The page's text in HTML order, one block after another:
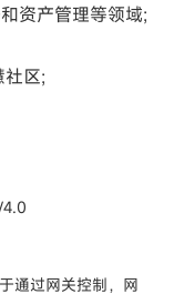
资产管理等领域;
区;
4.0
通过网关控制，网